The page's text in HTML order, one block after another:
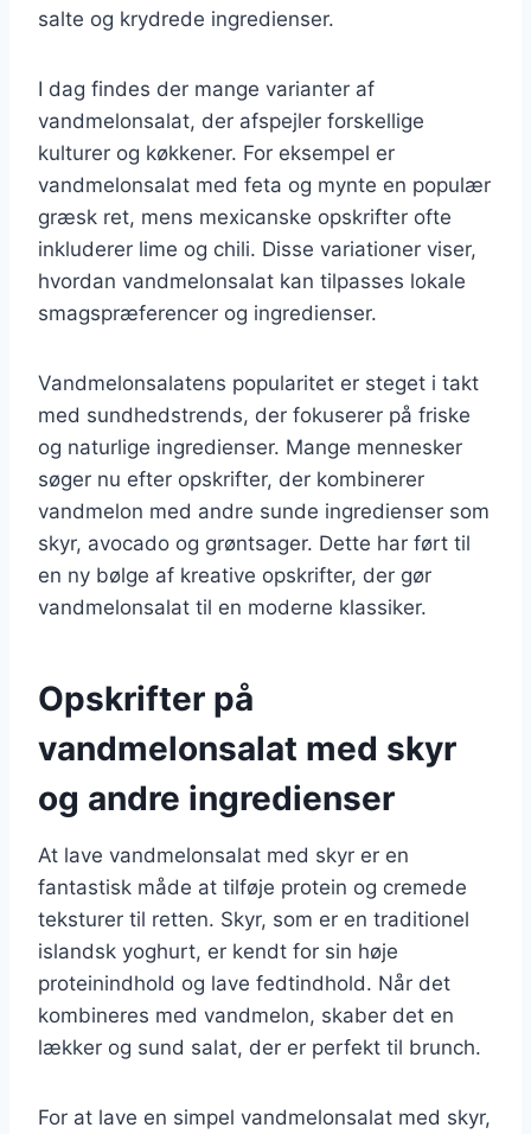
salte og krydrede ingredienser.
I dag findes der mange varianter af
vandmelonsalat, der afspejler forskellige
kulturer og køkkener. For eksempel er
vandmelonsalat med feta og mynte en populær
græsk ret, mens mexicanske opskrifter ofte
inkluderer lime og chili. Disse variationer viser,
hvordan vandmelonsalat kan tilpasses lokale
smagspræferencer og ingredienser.
Vandmelonsalatens popularitet er steget i takt
med sundhedstrends, der fokuserer på friske
og naturlige ingredienser. Mange mennesker
søger nu efter opskrifter, der kombinerer
vandmelon med andre sunde ingredienser som
skyr, avocado og grøntsager. Dette har ført til
en ny bølge af kreative opskrifter, der gør
vandmelonsalat til en moderne klassiker.
Opskrifter på
vandmelonsalat med skyr
og andre ingredienser
At lave vandmelonsalat med skyr er en
fantastisk måde at tilføje protein og cremede
teksturer til retten. Skyr, som er en traditionel
islandsk yoghurt, er kendt for sin høje
proteinindhold og lave fedtindhold. Når det
kombineres med vandmelon, skaber det en
lækker og sund salat, der er perfekt til brunch.
For at lave en simpel vandmelonsalat med skyr,